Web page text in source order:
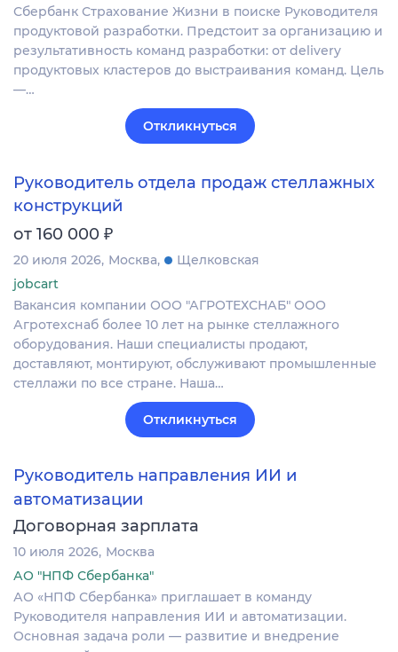
Сбербанк Страхование Жизни в поиске Руководителя
продуктовой разработки. Предстоит за организацию и
результативность команд разработки: от delivery
продуктовых кластеров до выстраивания команд. Цель
—…
Откликнуться
Руководитель отдела продаж стеллажных
конструкций
от 160 000 ₽
20 июля 2026 Москва
Щелковская
jobcart
Вакансия компании ООО "АГРОТЕХСНАБ" ООО
Агротехснаб более 10 лет на рынке стеллажного
оборудования. Наши специалисты продают,
доставляют, монтируют, обслуживают промышленные
стеллажи по все стране. Наша…
Откликнуться
Руководитель направления ИИ и
автоматизации
Договорная зарплата
10 июля 2026 Москва
АО "НПФ Сбербанка"
АО «НПФ Сбербанка» приглашает в команду
Руководителя направления ИИ и автоматизации.
Основная задача роли — развитие и внедрение